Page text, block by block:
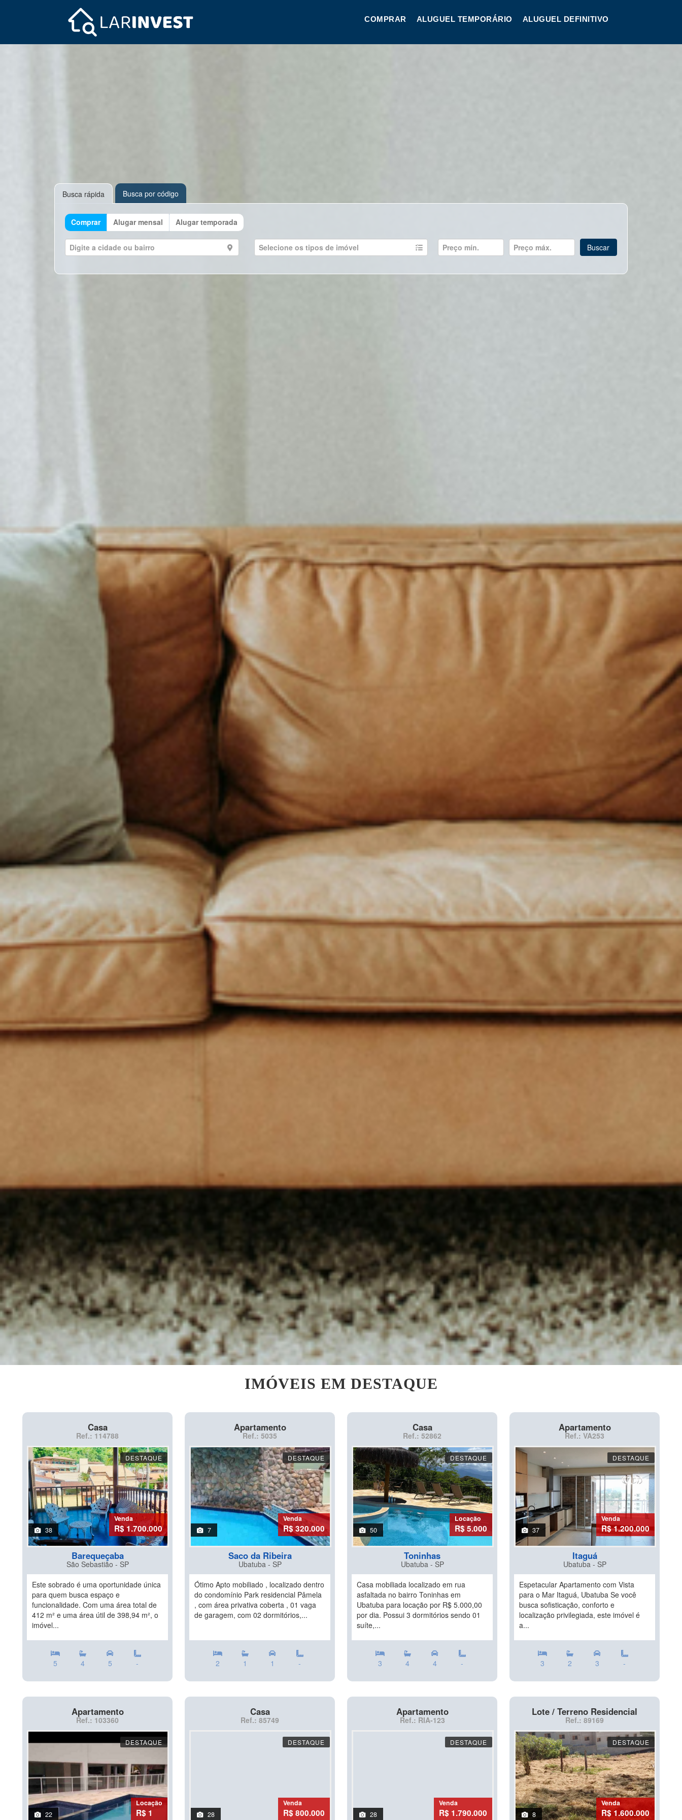
COMPRAR ALUGUEL TEMPORÁRIO ALUGUEL DEFINITIVO
Busca rápida Busca por código
Comprar Alugar mensal Alugar temporada
IMÓVEIS EM DESTAQUE
Casa
Ref.: 114788
DESTAQUE
38
Venda
R$ 1.700.000
Barequeçaba
São Sebastião - SP
Este sobrado é uma oportunidade única
para quem busca espaço e
funcionalidade. Com uma área total de
412 m² e uma área útil de 398,94 m², o
imóvel...
5 4 5 -
Apartamento
Ref.: 5035
DESTAQUE
7
Venda
R$ 320.000
Saco da Ribeira
Ubatuba - SP
Ótimo Apto mobiliado , localizado dentro
do condomínio Park residencial Pâmela
, com área privativa coberta , 01 vaga
de garagem, com 02 dormitórios,...
2 1 1 -
Casa
Ref.: 52862
DESTAQUE
50
Locação
R$ 5.000
Toninhas
Ubatuba - SP
Casa mobiliada localizado em rua
asfaltada no bairro Toninhas em
Ubatuba para locação por R$ 5.000,00
por dia. Possui 3 dormitórios sendo 01
suíte,...
3 4 4 -
Apartamento
Ref.: VA253
DESTAQUE
37
Venda
R$ 1.200.000
Itaguá
Ubatuba - SP
Espetacular Apartamento com Vista
para o Mar Itaguá, Ubatuba Se você
busca sofisticação, conforto e
localização privilegiada, este imóvel é
a...
3 2 3 -
Apartamento
Ref.: 103360
DESTAQUE
22
Locação
R$ 1
Casa
Ref.: 85749
DESTAQUE
28
Venda
R$ 800.000
Apartamento
Ref.: RIA-123
DESTAQUE
28
Venda
R$ 1.790.000
Lote / Terreno Residencial
Ref.: 89169
DESTAQUE
8
Venda
R$ 1.600.000